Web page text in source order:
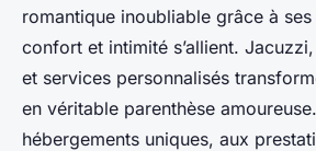
romantique inoubliable grâce à
confort et intimité s’allient.
et services personnalisés
en véritable parenthèse
hébergements uniques, aux